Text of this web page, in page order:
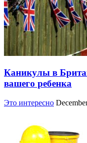
Каникулы в
вашего ребенка
Это интересно